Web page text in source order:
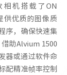
机搭载了ON
供优质的图像质
序，确保快速集
助Alvium 1500
器或通过软件命
配精准帧率控制